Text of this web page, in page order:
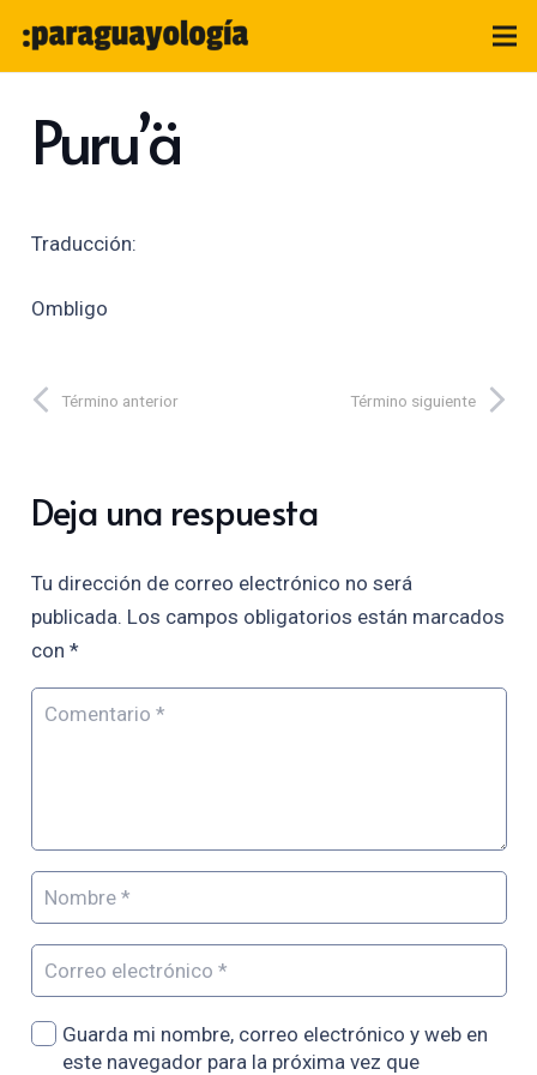
Puru’ä
Traducción:
Ombligo
Término anterior Término siguiente
Deja una respuesta
Tu dirección de correo electrónico no será
publicada. Los campos obligatorios están marcados
con *
Guarda mi nombre, correo electrónico y web en
este navegador para la próxima vez que